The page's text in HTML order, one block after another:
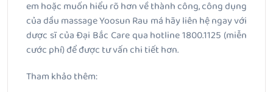
em hoặc muốn hiểu rõ hơn về thành công, công dụng
của dầu massage Yoosun Rau má hãy liên hệ ngay với
dược sĩ của Đại Bắc Care qua hotline 1800.1125 (miễn
cước phí) để được tư vấn chi tiết hơn.
Tham khảo thêm: